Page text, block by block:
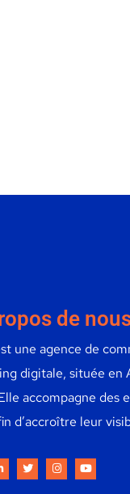
de
une agence de
digitale, située en
accompagne des
d’accroître leur